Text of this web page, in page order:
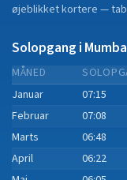
øjeblikketkortere —
Solopgang i
MÅNED
Januar
07:15
Februar
07:08
Marts
06:48
April
06:22